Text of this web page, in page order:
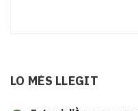
LO MÉS LLEGIT